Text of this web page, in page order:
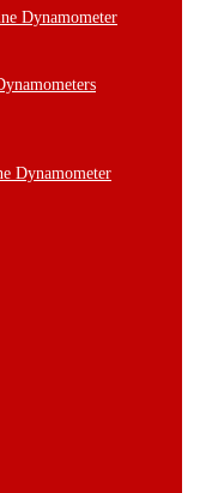
Dynamometer
Dynamometer